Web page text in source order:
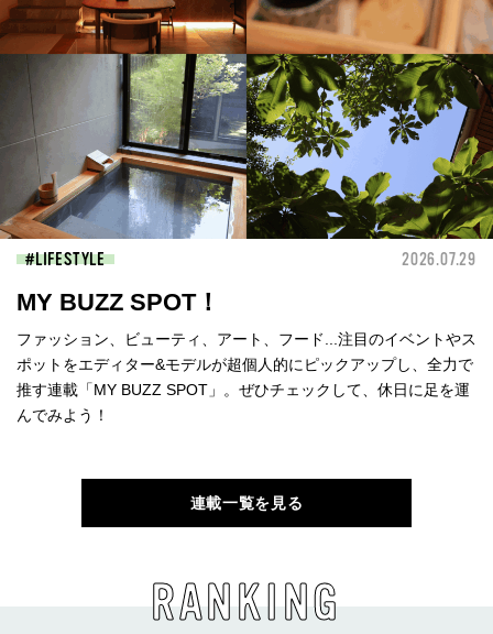
LIFESTYLE 2026.07.29
MY BUZZ SPOT！
ファッション、ビューティ、アート、フード...注目のイベントやス
ポットをエディター&モデルが超個人的にピックアップし、全力で
推す連載「MY BUZZ SPOT」。ぜひチェックして、休日に足を運
んでみよう！
連載一覧を見る
RANKING